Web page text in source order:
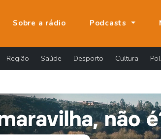
Sobre a rádio Podcasts
Região Saúde Desporto Cultura